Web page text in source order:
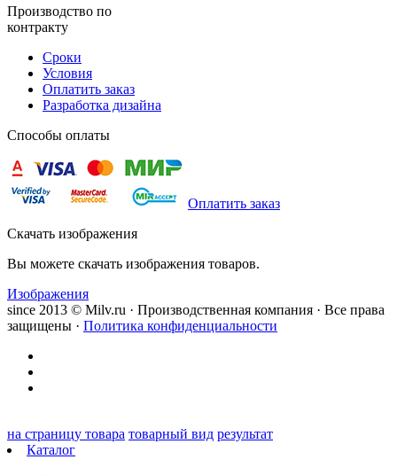
Производство по
контракту
Сроки
Условия
Оплатить заказ
Разработка дизайна
Способы оплаты
Оплатить заказ
Скачать изображения
Вы можете скачать изображения товаров.
Изображения
since 2013 © Milv.ru · Производственная компания · Все права
защищены · Политика конфиденциальности
на страницу товара товарный вид результат
Каталог